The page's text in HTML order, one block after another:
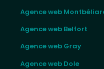
Agence web
Agence web Belfort
Agence web Gray
Agence web Dole